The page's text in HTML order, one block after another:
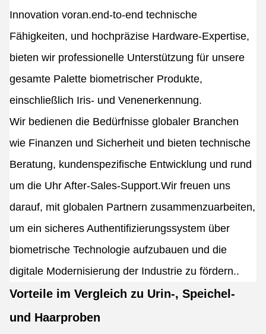
Innovation voran.end-to-end technische
Fähigkeiten, und hochpräzise Hardware-Expertise,
bieten wir professionelle Unterstützung für unsere
gesamte Palette biometrischer Produkte,
einschließlich Iris- und Venenerkennung.
Wir bedienen die Bedürfnisse globaler Branchen
wie Finanzen und Sicherheit und bieten technische
Beratung, kundenspezifische Entwicklung und rund
um die Uhr After-Sales-Support.Wir freuen uns
darauf, mit globalen Partnern zusammenzuarbeiten,
um ein sicheres Authentifizierungssystem über
biometrische Technologie aufzubauen und die
digitale Modernisierung der Industrie zu fördern..
Vorteile im Vergleich zu Urin-, Speichel-
und Haarproben